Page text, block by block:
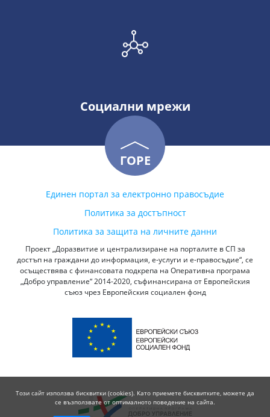
Социални мрежи
ГОРЕ
Единен портал за електронно правосъдие
Политика за достъпност
Политика за защита на личните данни
Проект „Доразвитие и централизиране на порталите в СП за
достъп на граждани до информация, е-услуги и е-правосъдие“, се
осъществява с финансовата подкрепа на Оперативна програма
„Добро управление“ 2014-2020, съфинансирана от Европейския
съюз чрез Европейския социален фонд
Този сайт използва бисквитки (cookies). Като приемете бисквитките, можете да
се възползвате от оптималното поведение на сайта.